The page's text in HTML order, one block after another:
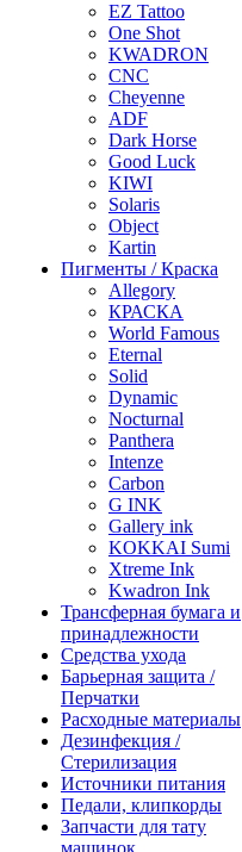
EZ Tattoo
One Shot
KWADRON
CNC
Cheyenne
ADF
Dark Horse
Good Luck
KIWI
Solaris
Object
Kartin
Пигменты / Краска
Allegory
КРАСКА
World Famous
Eternal
Solid
Dynamic
Nocturnal
Panthera
Intenze
Carbon
G INK
Gallery ink
KOKKAI Sumi
Xtreme Ink
Kwadron Ink
Трансферная бумага и
принадлежности
Средства ухода
Барьерная защита /
Перчатки
Расходные материалы
Дезинфекция /
Стерилизация
Источники питания
Педали, клипкорды
Запчасти для тату
машинок